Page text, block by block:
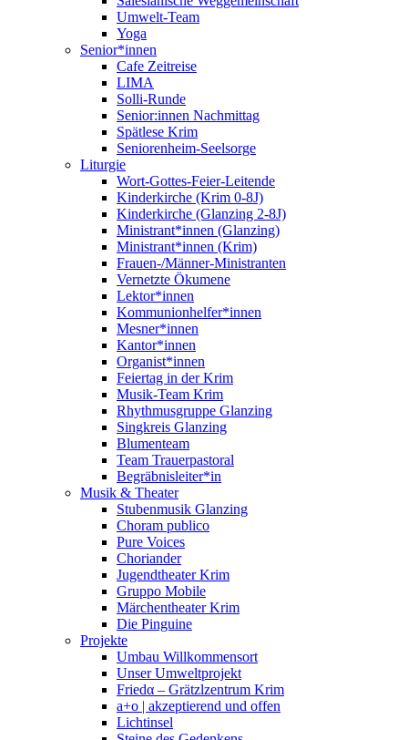
Umwelt-Team
Yoga
Senior*innen
Cafe Zeitreise
LIMA
Solli-Runde
Senior:innen Nachmittag
Spätlese Krim
Seniorenheim-Seelsorge
Liturgie
Wort-Gottes-Feier-Leitende
Kinderkirche (Krim 0-8J)
Kinderkirche (Glanzing 2-8J)
Ministrant*innen (Glanzing)
Ministrant*innen (Krim)
Frauen-/Männer-Ministranten
Vernetzte Ökumene
Lektor*innen
Kommunionhelfer*innen
Mesner*innen
Kantor*innen
Organist*innen
Feiertag in der Krim
Musik-Team Krim
Rhythmusgruppe Glanzing
Singkreis Glanzing
Blumenteam
Team Trauerpastoral
Begräbnisleiter*in
Musik & Theater
Stubenmusik Glanzing
Choram publico
Pure Voices
Choriander
Jugendtheater Krim
Gruppo Mobile
Märchentheater Krim
Die Pinguine
Projekte
Umbau Willkommensort
Unser Umweltprojekt
Friedα – Grätzlzentrum Krim
a+o | akzeptierend und offen
Lichtinsel